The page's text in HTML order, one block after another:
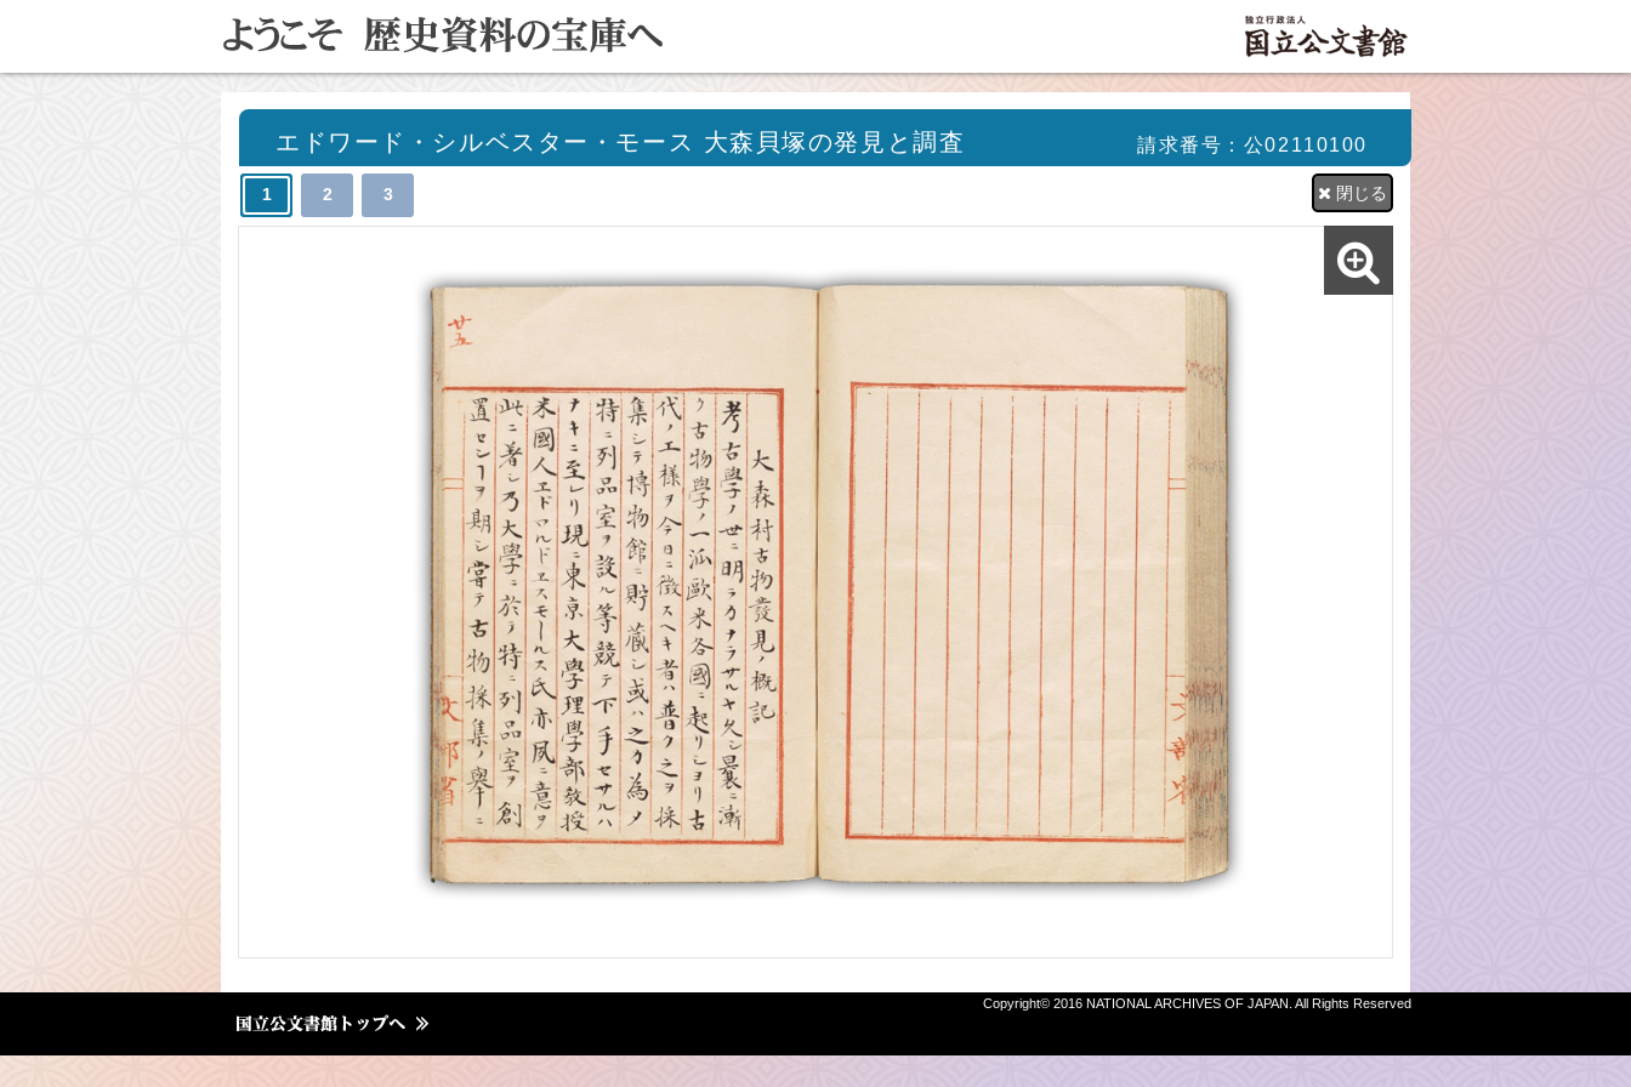
エドワード・シルベスター・モース 大森貝塚の発見と調査 請求番号：公02110100
閉じる
1 2 3
Copyright© 2016 NATIONAL ARCHIVES OF JAPAN. All Rights Reserved